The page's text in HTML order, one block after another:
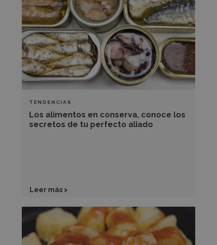
TENDENCIAS
Los alimentos en conserva, conoce los
secretos de tu perfecto aliado
en
conserva,
conoce
los
secretos
de
tu
aliado
Leer más >
Descubre
claves